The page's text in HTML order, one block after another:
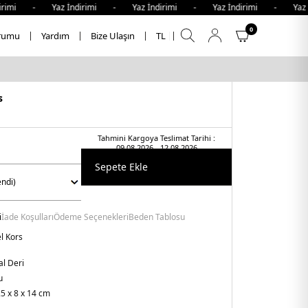
Yaz İndirimi - Yaz İndirimi - Yaz İndirimi -
Yardım Bize Ulaşın TL
0
Tahmini Kargoya Teslimat Tarihi :
09.08.2026 - 12.08.2026
Sepete Ekle
İade KoşullarıÖdeme SeçenekleriBeden Tablosu
Kors
Deri
x 8 x 14 cm